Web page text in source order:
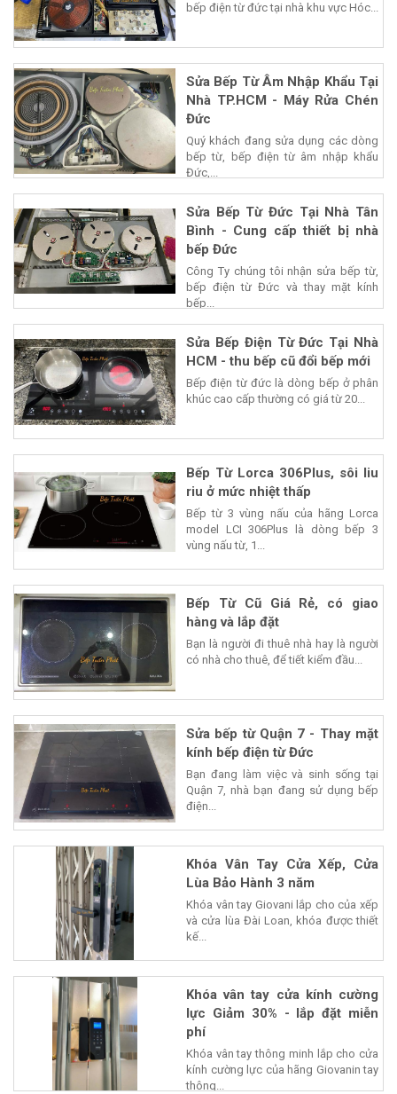
bếp điện từ đức tại nhà khu vực Hóc...
Sửa Bếp Từ Âm Nhập Khẩu Tại
Nhà TP.HCM - Máy Rửa Chén
Đức
Quý khách đang sửa dụng các dòng
bếp từ, bếp điện từ âm nhập khẩu
Đức,...
Sửa Bếp Từ Đức Tại Nhà Tân
Bình - Cung cấp thiết bị nhà
bếp Đức
Công Ty chúng tôi nhận sửa bếp từ,
bếp điện từ Đức và thay mặt kính
bếp...
Sửa Bếp Điện Từ Đức Tại Nhà
HCM - thu bếp cũ đổi bếp mới
Bếp điện từ đức là dòng bếp ở phân
khúc cao cấp thường có giá từ 20...
Bếp Từ Lorca 306Plus, sôi liu
riu ở mức nhiệt thấp
Bếp từ 3 vùng nấu của hãng Lorca
model LCI 306Plus là dòng bếp 3
vùng nấu từ, 1...
Bếp Từ Cũ Giá Rẻ, có giao
hàng và lắp đặt
Bạn là người đi thuê nhà hay là người
có nhà cho thuê, để tiết kiểm đầu...
Sửa bếp từ Quận 7 - Thay mặt
kính bếp điện từ Đức
Bạn đang làm việc và sinh sống tại
Quận 7, nhà bạn đang sử dụng bếp
điện...
Khóa Vân Tay Cửa Xếp, Cửa
Lùa Bảo Hành 3 năm
Khóa vân tay Giovani lắp cho của xếp
và cửa lùa Đài Loan, khóa được thiết
kế...
Khóa vân tay cửa kính cường
lực Giảm 30% - lắp đặt miễn
phí
Khóa vân tay thông minh lắp cho cửa
kính cường lực của hãng Giovanin tay
thông...